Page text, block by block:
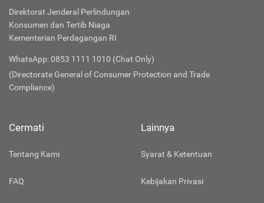
Direktorat Jenderal Perlindungan
Konsumen dan Tertib Niaga
Kementerian Perdagangan RI
WhatsApp: 0853 1111 1010 (Chat Only)
(Directorate General of Consumer Protection and Trade
Compliance)
Cermati
Tentang Kami
FAQ
Lainnya
Syarat & Ketentuan
Kebijakan Privasi